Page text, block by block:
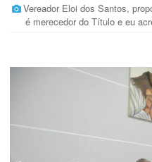
Vereador Eloi dos Santos,
é merecedor do Título e eu